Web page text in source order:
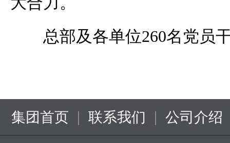
总部及各单位260名党员
集团首页 | 联系我们 | 公司介绍